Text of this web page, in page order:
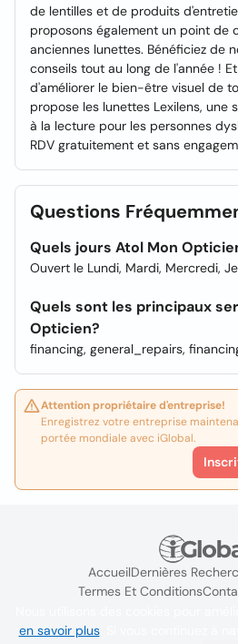
de lentilles et de produits
proposons également un point de
anciennes lunettes. Bénéficiez de
conseils tout au long de l'année !
d'améliorer le bien-être visuel de
propose les lunettes Lexilens, une
à la lecture pour les personnes
RDV gratuitement et sans
Questions
Quels jours Atol Mon
Ouvert le Lundi, Mardi, Mercredi,
Quels sont les principaux
Opticien?
financing, general_repairs,
Attention propriétaire d'entreprise!
Enregistrez votre entreprise
portée mondiale avec iGlobal.
AccueilDernières
Termes Et Conditions
en savoir plus. Si vous continuez à